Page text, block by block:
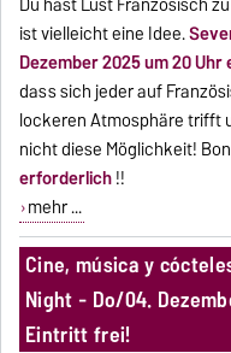
ist vielleicht eine Idee.
Dezember 2025 um 20
dass sich jeder auf
lockeren Atmosphäre trifft
nicht diese Möglichkeit!
erforderlich!!
mehr ...
Cine, música y
Night - Do/04.
Eintritt frei!